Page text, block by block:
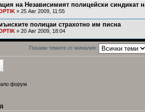
на Независимият полицейски синдикат
» 25 Авг 2009, 11:55
полицаи страхотно им писна
» 20 Авг 2009, 18:04
Покажи темите от миналия:
форум